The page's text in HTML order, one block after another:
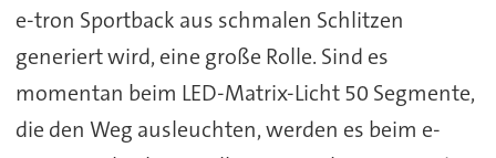
e-tron Sportback aus schmalen Schlitzen
generiert wird, eine große Rolle. Sind es
momentan beim LED-Matrix-Licht 50 Segmente,
die den Weg ausleuchten, werden es beim e-